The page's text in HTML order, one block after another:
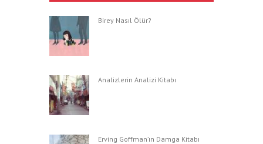
Birey Nasıl Ölür?
Analizlerin Analizi Kitabı
Erving Goffman’ın Damga Kitabı